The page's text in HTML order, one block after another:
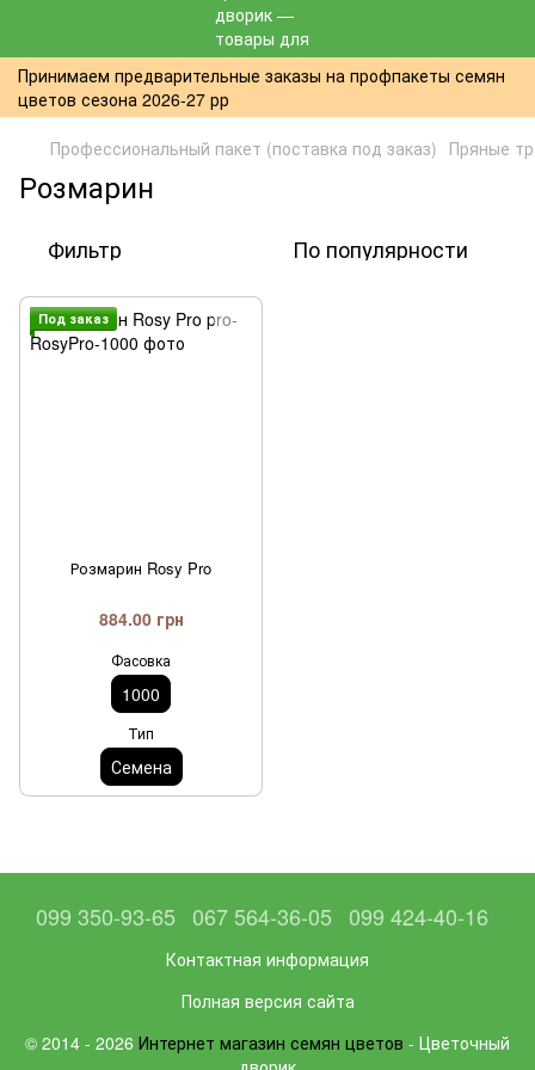
Принимаем предварительные заказы на профпакеты семян
цветов сезона 2026-27 рр
Профессиональный пакет (поставка под заказ) Пряные
Розмарин
Фильтр По популярности
Под заказ
Розмарин Rosy Pro
884.00 грн
Фасовка
1000
Тип
Семена
099 350-93-65 067 564-36-05 099 424-40-16
Контактная информация
Полная версия сайта
© 2014 - 2026 Интернет магазин семян цветов - Цветочный